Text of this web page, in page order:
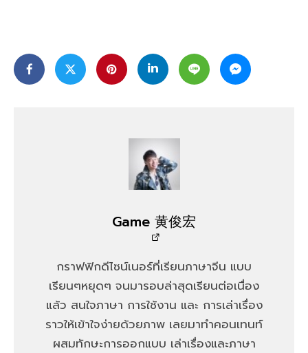
Game 黄俊宏
กราฟฟิกดีไซน์เนอร์ที่เรียนภาษาจีน แบบ
เรียนๆหยุดๆ จนมารอบล่าสุดเรียนต่อเนื่อง
แล้ว สนใจภาษา การใช้งาน และ การเล่าเรื่อง
ราวให้เข้าใจง่ายด้วยภาพ เลยมาทำคอนเทนท์
ผสมทักษะการออกแบบ เล่าเรื่องและภาษา